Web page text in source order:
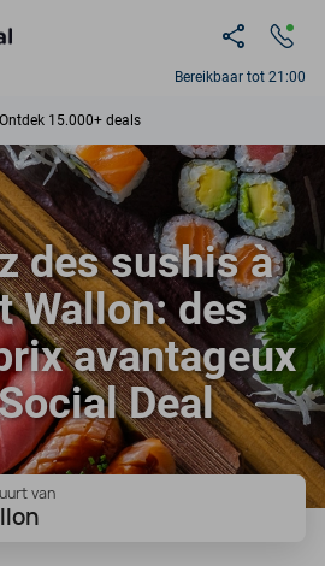
Bereikbaar tot 21:00
Ontdek 15.000+ deals
per week beschikbaar
10+ miljoen leden
Ontdek 15.000+ deals
des sushis à
Wallon: des
avantageux
Deal
van